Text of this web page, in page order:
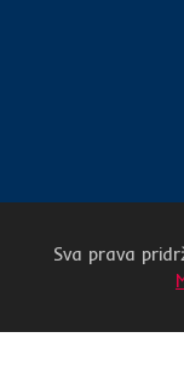
Sva prava